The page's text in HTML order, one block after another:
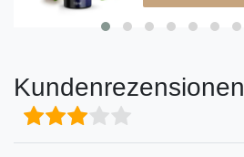
Kundenrezensionen